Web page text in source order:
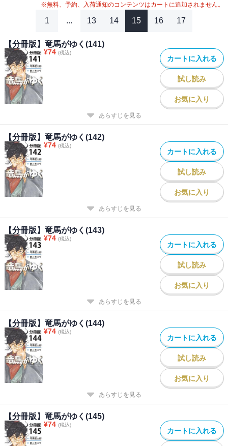
※無料、予約、入荷通知のコンテンツはカートに追加されません。
1 ... 13 14 15 16 17
【分冊版】竜馬がゆく(141)
¥74 (税込)
カートに入れる
試し読み
お気に入り
あらすじを見る
【分冊版】竜馬がゆく(142)
¥74 (税込)
カートに入れる
試し読み
お気に入り
あらすじを見る
【分冊版】竜馬がゆく(143)
¥74 (税込)
カートに入れる
試し読み
お気に入り
あらすじを見る
【分冊版】竜馬がゆく(144)
¥74 (税込)
カートに入れる
試し読み
お気に入り
あらすじを見る
【分冊版】竜馬がゆく(145)
¥74 (税込)
カートに入れる